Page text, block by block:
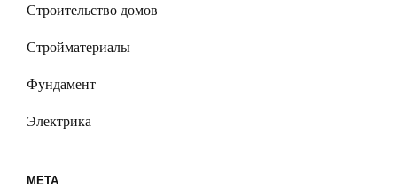
Строительство домов
Стройматериалы
Фундамент
Электрика
МЕТА